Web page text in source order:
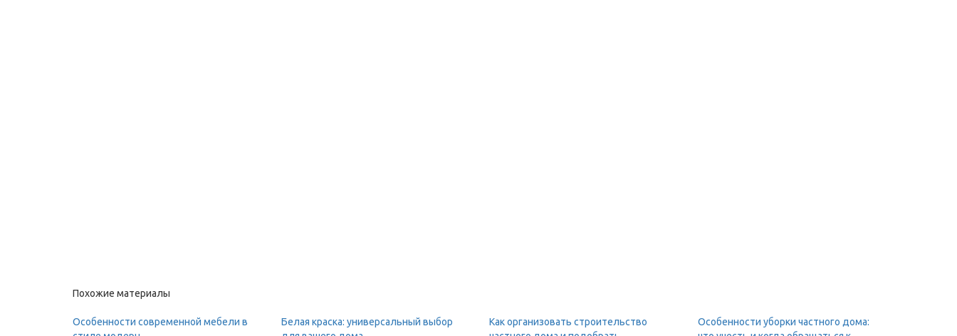
Похожие материалы
Особенности современной мебели в
Белая краска: универсальный выбор
Как организовать строительство
Особенности уборки частного дома: